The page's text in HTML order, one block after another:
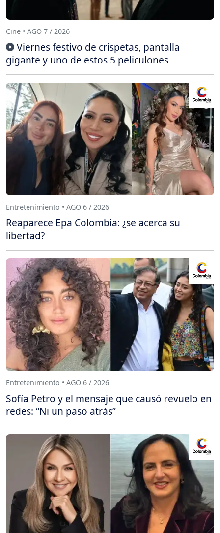
Cine • AGO 7 / 2026
Viernes festivo de crispetas, pantalla
gigante y uno de estos 5 peliculones
Entretenimiento • AGO 6 / 2026
Reaparece Epa Colombia: ¿se acerca su
libertad?
Entretenimiento • AGO 6 / 2026
Sofía Petro y el mensaje que causó revuelo en
redes: “Ni un paso atrás”